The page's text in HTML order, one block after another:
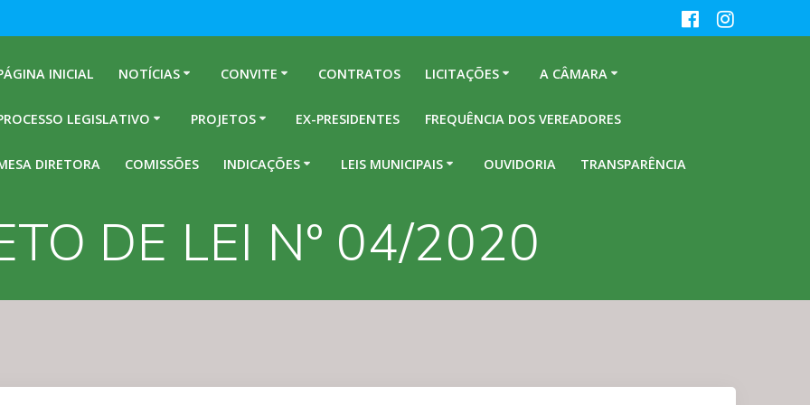
INICIAL NOTÍCIAS CONVITE CONTRATOS LICITAÇÕES A CÂMARA
LEGISLATIVO PROJETOS EX-PRESIDENTES FREQUÊNCIA DOS VEREADORES
DIRETORA COMISSÕES INDICAÇÕES LEIS MUNICIPAIS OUVIDORIA TRANSPARÊNCIA
DE LEI Nº 04/2020